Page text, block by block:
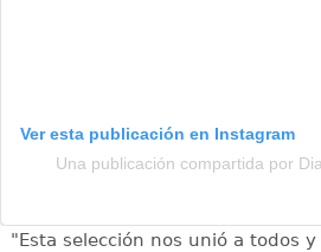
Ver esta publicación en Instagram
Una publicación compartida por
"Esta selección nos unió a todos